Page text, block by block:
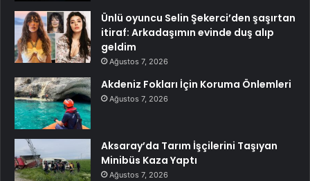
Ünlü oyuncu Selin Şekerci’den şaşırtan
itiraf: Arkadaşımın evinde duş alıp
geldim
Ağustos 7, 2026
Akdeniz Fokları İçin Koruma Önlemleri
Ağustos 7, 2026
Aksaray’da Tarım İşçilerini Taşıyan
Minibüs Kaza Yaptı
Ağustos 7, 2026